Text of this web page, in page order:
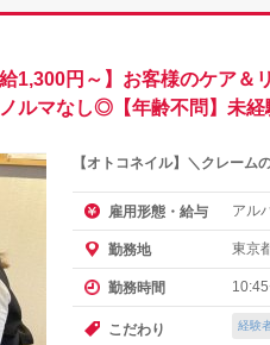
1,300円～】お客様のケア
ルマなし◎【年齢不問】未経
【オトコネイル】＼クレー
雇用形態・給与 アル
勤務地 東京
勤務時間
こだわり 経験